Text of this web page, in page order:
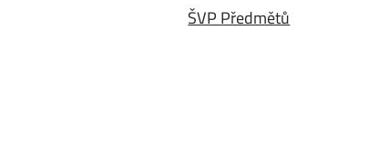
ŠVP Předmětů